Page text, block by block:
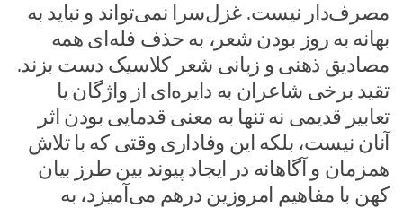
مصرف‌دار نیست. غزل‌سرا نمی‌تواند و نباید به
بهانه‌ به روز بودن شعر، به حذف فله‌ای همه‌
مصادیق ذهنی و زبانی شعر کلاسیک دست بزند.
تقید برخی شاعران به دایره‌ای از واژگان یا
تعابیر قدیمی نه تنها به معنی قدمایی بودن اثر
آنان نیست، بلکه این وفاداری وقتی که با تلاش
همزمان و آگاهانه‌ در ایجاد پیوند بین طرز بیان
کهن با مفاهیم امروزین درهم می‌آمیزد، به